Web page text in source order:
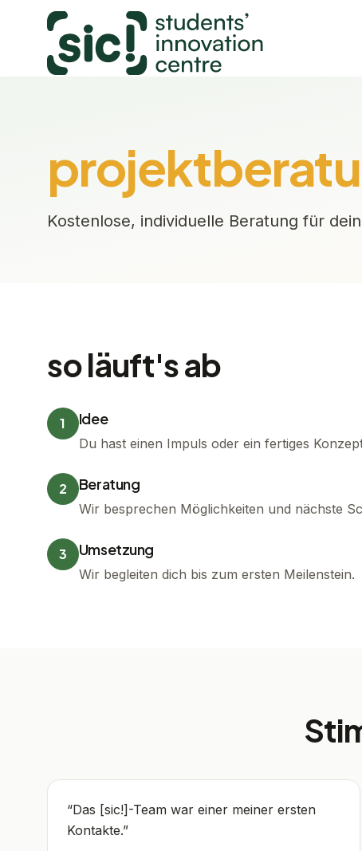
Kostenlose, individuelle Beratung für
so läuft's ab
1 Idee
Du hast einen Impuls oder ein fertiges
2 Beratung
Wir besprechen Möglichkeiten und nächste
3 Umsetzung
Wir begleiten dich bis zum ersten Meilenstein.
“Das [sic!]-Team war einer meiner ersten
Kontakte.”